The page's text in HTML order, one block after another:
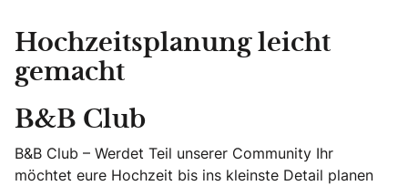
Hochzeitsplanung leicht
gemacht
B&B Club
B&B Club – Werdet Teil unserer Community Ihr
möchtet eure Hochzeit bis ins kleinste Detail planen